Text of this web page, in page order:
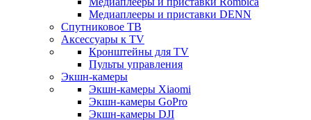
Медиаплееры и приставки DENN
Спутниковое ТВ
Аксессуары к TV
Кронштейны для TV
Пульты управления
Экшн-камеры
Экшн-камеры Xiaomi
Экшн-камеры GoPro
Экшн-камеры DJI